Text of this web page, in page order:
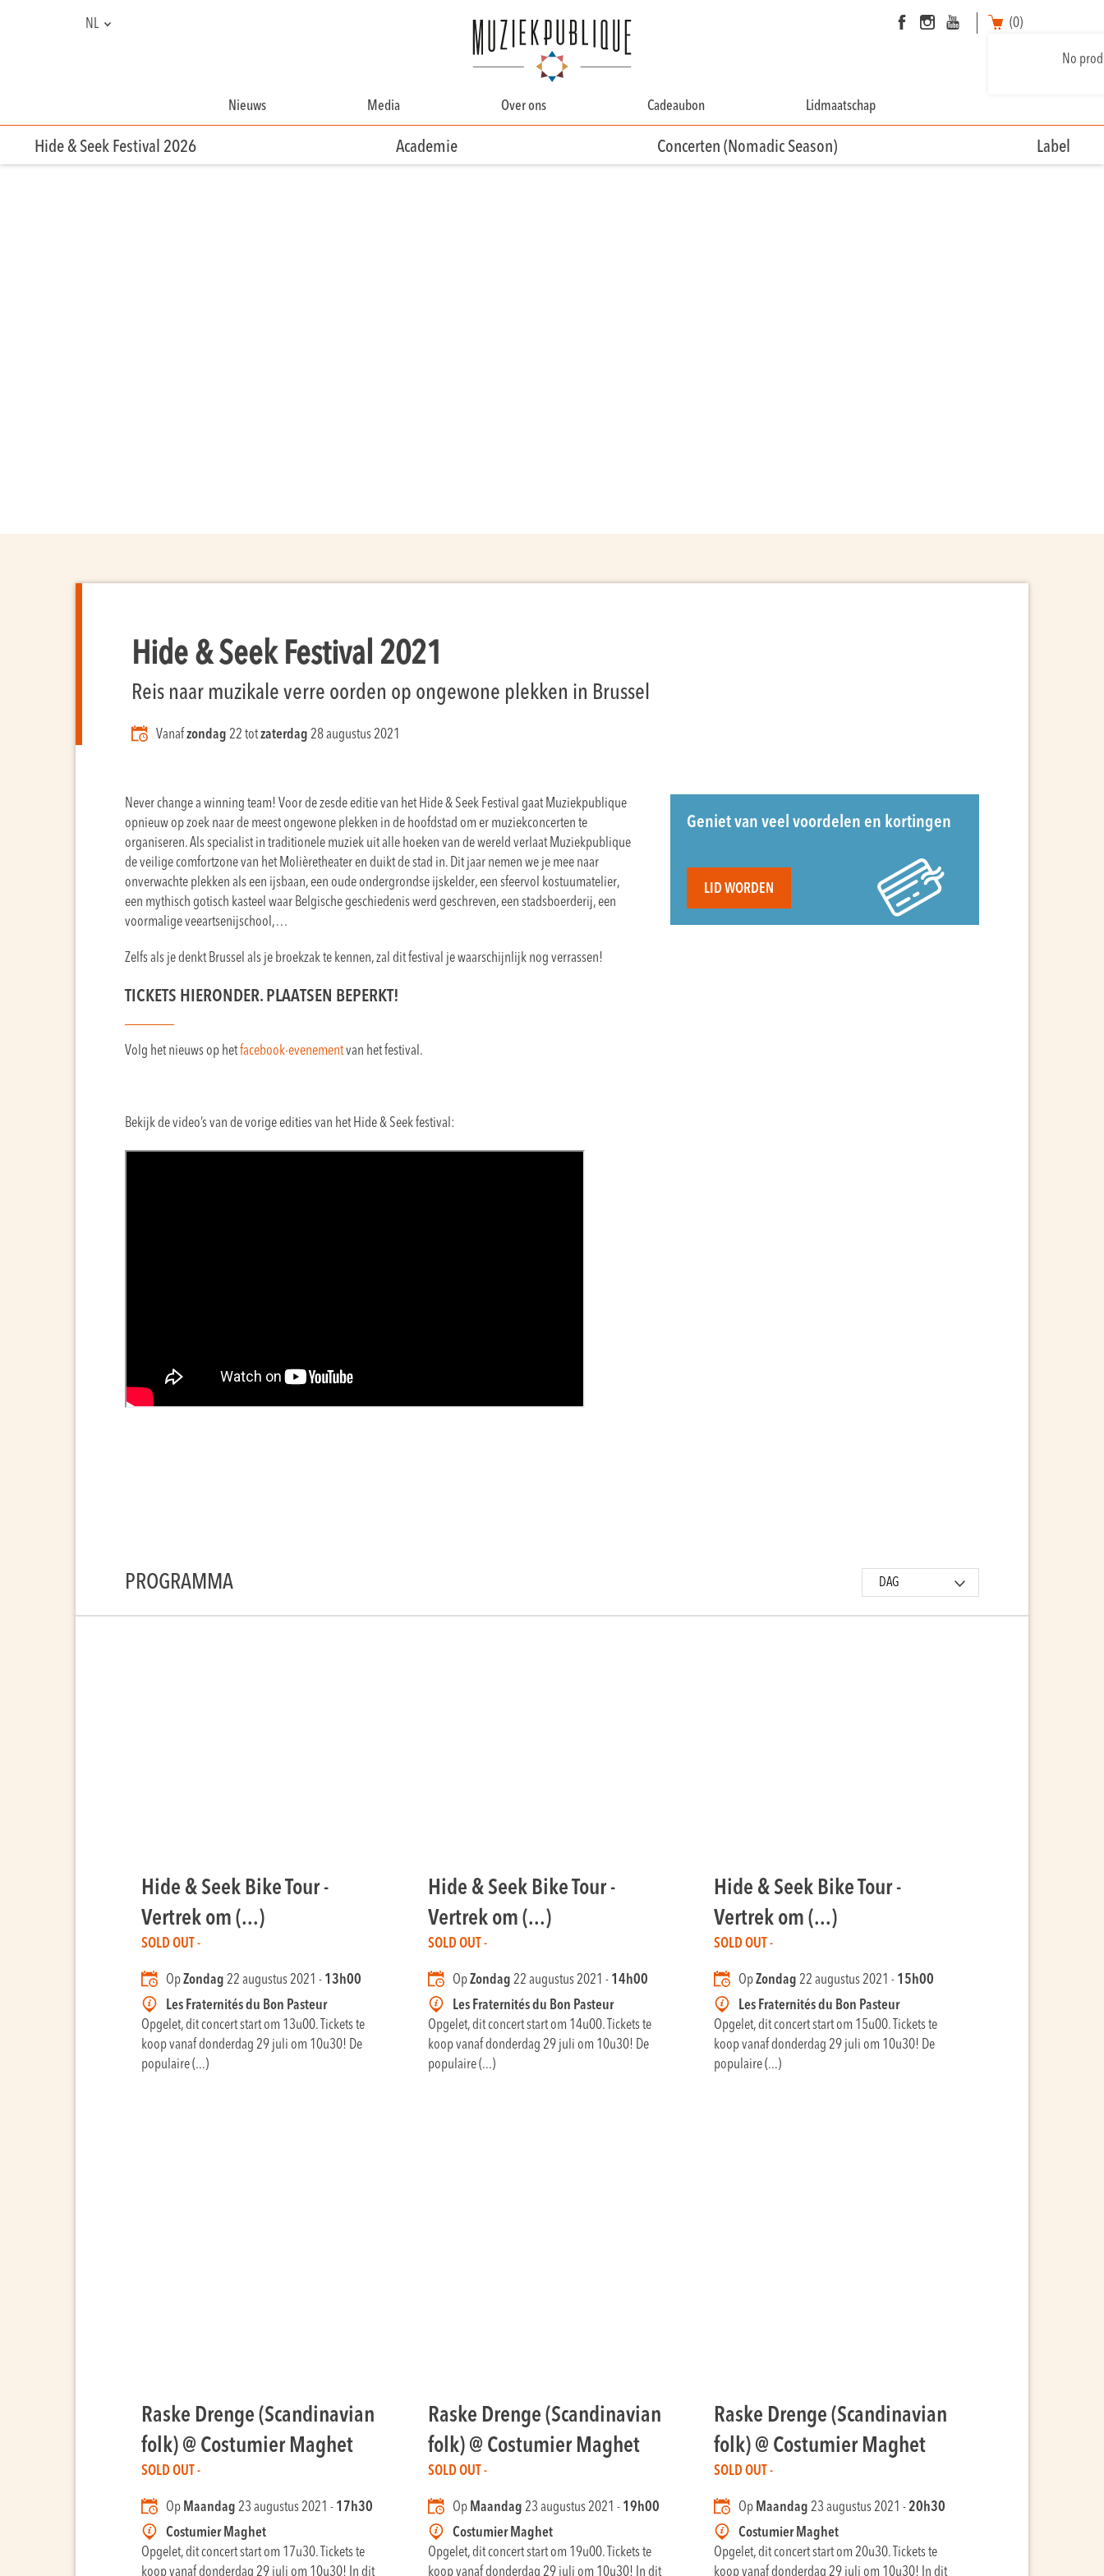
NL (0)
No
Nieuws Media Over ons
Contact
Cadeaubon Lidmaatschap
Hide & Seek Festival 2026 Academie Concerten (Nomadic Season) Label
Hide & Seek Festival 2021
Reis naar muzikale verre oorden op ongewone plekken in Brussel
Vanafzondag 22 totzaterdag 28 augustus 2021
Never change a winning team! Voor de zesde editie van het Hide & Seek Festival gaat Muziekpublique
opnieuw op zoek naar de meest ongewone plekken in de hoofdstad om er muziekconcerten te
organiseren. Als specialist in traditionele muziek uit alle hoeken van de wereld verlaat Muziekpublique
de veilige comfortzone van het Molièretheater en duikt de stad in. Dit jaar nemen we je mee naar
onverwachte plekken als een ijsbaan, een oude ondergrondse ijskelder, een sfeervol kostuumatelier,
een mythisch gotisch kasteel waar Belgische geschiedenis werd geschreven, een stadsboerderij, een
voormalige veeartsenijschool,…
Zelfs als je denkt Brussel als je broekzak te kennen, zal dit festival je waarschijnlijk nog verrassen!
TICKETS HIERONDER. PLAATSEN BEPERKT!
Volg het nieuws op hetfacebook-evenementvan het festival.
Bekijk de video’s van de vorige edities van het Hide & Seek festival:
Geniet van veel voordelen en kortingen
LID WORDEN
PROGRAMMA
Hide & Seek Bike Tour -
Vertrek om (...)
SOLD OUT -
OpZondag 22 augustus 2021 - 13h00
Les Fraternités du Bon Pasteur
Opgelet, dit concert start om 13u00. Tickets te
koop vanaf donderdag 29 juli om 10u30! De
populaire (...)
Hide & Seek Bike Tour -
Vertrek om (...)
SOLD OUT -
OpZondag 22 augustus 2021 - 14h00
Les Fraternités du Bon Pasteur
Opgelet, dit concert start om 14u00. Tickets te
koop vanaf donderdag 29 juli om 10u30! De
populaire (...)
Hide & Seek Bike Tour -
Vertrek om (...)
SOLD OUT -
OpZondag 22 augustus 2021 - 15h00
Les Fraternités du Bon Pasteur
Opgelet, dit concert start om 15u00. Tickets te
koop vanaf donderdag 29 juli om 10u30! De
populaire (...)
Raske Drenge (Scandinavian
folk) @ Costumier Maghet
SOLD OUT -
Op Maandag 23 augustus 2021 - 17h30
Costumier Maghet
Opgelet, dit concert start om 17u30. Tickets te
koop vanaf donderdag 29 juli om 10u30! In dit
Raske Drenge (Scandinavian
folk) @ Costumier Maghet
SOLD OUT -
Op Maandag 23 augustus 2021 - 19h00
Costumier Maghet
Opgelet, dit concert start om 19u00. Tickets te
koop vanaf donderdag 29 juli om 10u30! In dit
Raske Drenge (Scandinavian
folk) @ Costumier Maghet
SOLD OUT -
Op Maandag 23 augustus 2021 -20h30
Costumier Maghet
Opgelet, dit concert start om 20u30. Tickets te
koop vanaf donderdag 29 juli om 10u30! In dit